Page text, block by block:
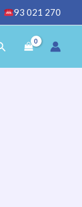
93 021 270